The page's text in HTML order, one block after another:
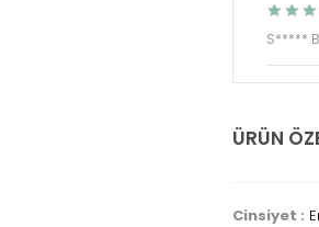
S*****
ÜRÜN
Cinsiyet :